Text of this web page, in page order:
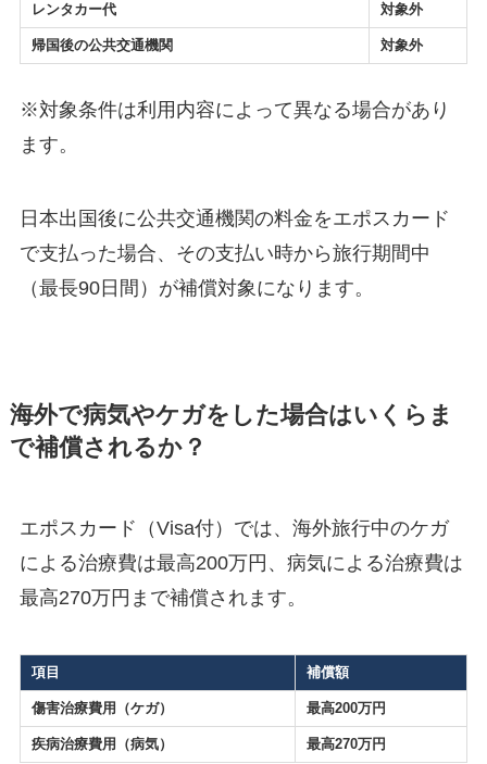
レンタカー代 対象外
帰国後の公共交通機関 対象外
※対象条件は利用内容によって異なる場合があり
ます。
日本出国後に公共交通機関の料金をエポスカード
で支払った場合、その支払い時から旅行期間中
（最長90日間）が補償対象になります。
海外で病気やケガをした場合はいくらま
で補償されるか？
エポスカード（Visa付）では、海外旅行中のケガ
による治療費は最高200万円、病気による治療費は
最高270万円まで補償されます。
項目 補償額
傷害治療費用（ケガ） 最高200万円
疾病治療費用（病気） 最高270万円